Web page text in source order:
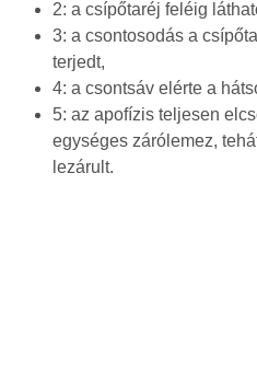
2: a csípőtaréj feléig
3: a csontosodás a
terjedt,
4: a csontsáv elérte a
5: az apofízis teljesen
egységes zárólemez,
lezárult.